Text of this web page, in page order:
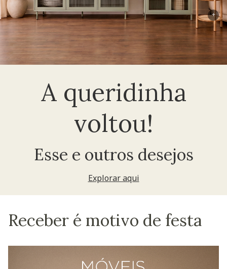
A queridinha
voltou!
Esse e outros desejos
Explorar aqui
+
Receber é motivo de festa